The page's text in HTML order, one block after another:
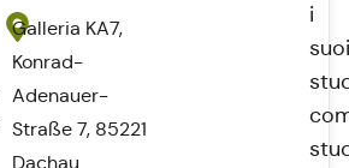
Galleria KA7,
Konrad-
Adenauer-
Straße 7, 85221
Dachau
i
suoi